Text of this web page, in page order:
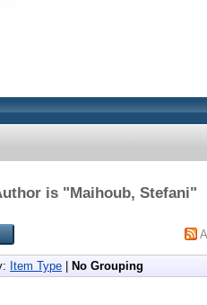
is "Maihoub, Stefani"
Item Type No Grouping